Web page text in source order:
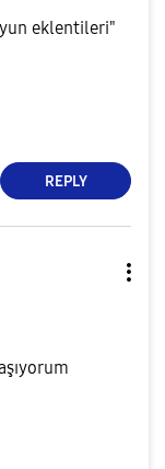
eklentileri"
REPLY